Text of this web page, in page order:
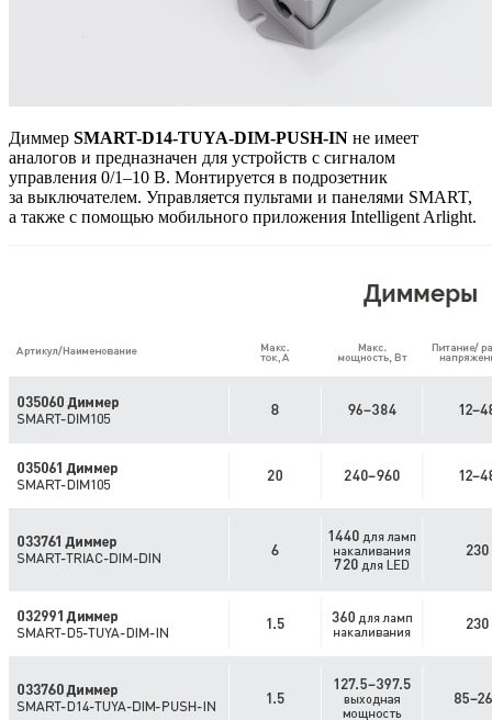
Диммер SMART-D14-TUYA-DIM-PUSH-IN не имеет
аналогов и предназначен для устройств с сигналом
управления 0/1–10 В. Монтируется в подрозетник
за выключателем. Управляется пультами и панелями SMART,
а также с помощью мобильного приложения Intelligent Arlight.